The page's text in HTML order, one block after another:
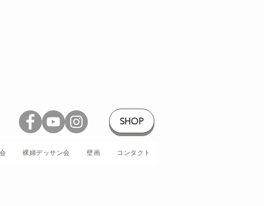
SHOP
裸婦デッサン会 壁画 コンタクト